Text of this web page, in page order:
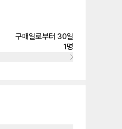
구매일로부터 30일
1명